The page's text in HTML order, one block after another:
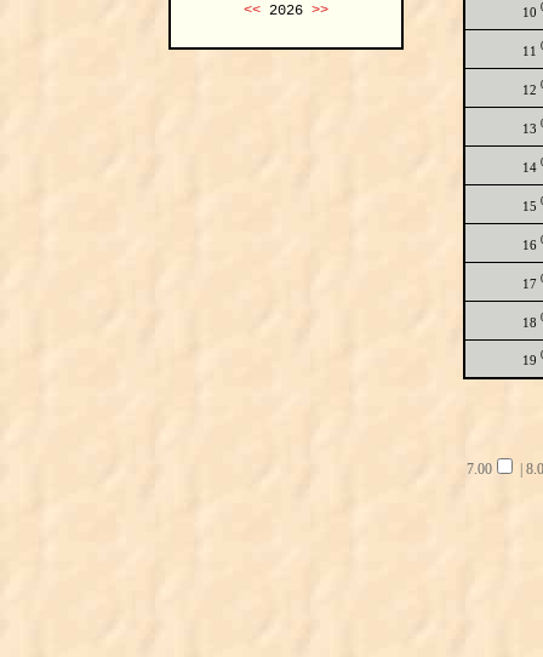
<<2026 >> 10
11
12
13
14
15
16
17
18
19
7.00